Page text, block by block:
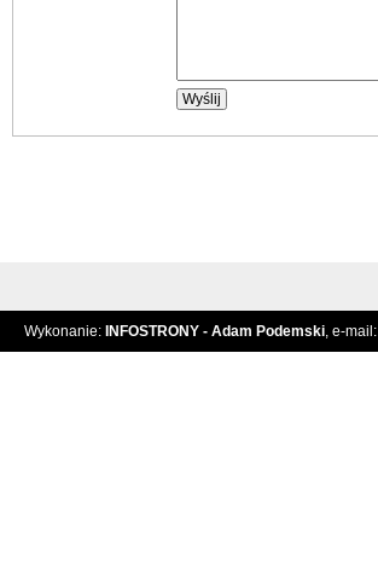
Wykonanie: INFOSTRONY - Adam Podemski, e-mail: